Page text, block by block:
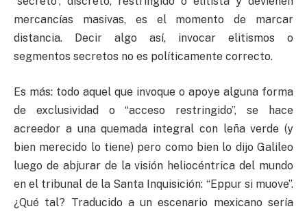
mercancías masivas, es el momento de marcar
distancia. Decir algo así, invocar elitismos o
segmentos secretos no es políticamente correcto.
Es más: todo aquel que invoque o apoye alguna forma
de exclusividad o “acceso restringido”, se hace
acreedor a una quemada integral con leña verde (y
bien merecido lo tiene) pero como bien lo dijo Galileo
luego de abjurar de la visión heliocéntrica del mundo
en el tribunal de la Santa Inquisición: “Eppur si muove”.
¿Qué tal? Traducido a un escenario mexicano sería